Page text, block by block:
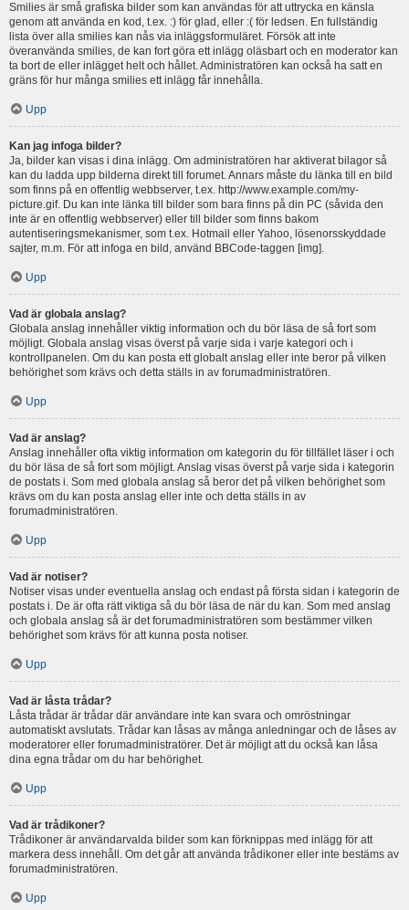
Smilies är små grafiska bilder som kan användas för att uttrycka en känsla
genom att använda en kod, t.ex. :) för glad, eller :( för ledsen. En fullständig
lista över alla smilies kan nås via inläggsformuläret. Försök att inte
överanvända smilies, de kan fort göra ett inlägg oläsbart och en moderator kan
ta bort de eller inlägget helt och hållet. Administratören kan också ha satt en
gräns för hur många smilies ett inlägg får innehålla.
Upp
Kan jag infoga bilder?
Ja, bilder kan visas i dina inlägg. Om administratören har aktiverat bilagor så
kan du ladda upp bilderna direkt till forumet. Annars måste du länka till en bild
som finns på en offentlig webbserver, t.ex. http://www.example.com/my-
picture.gif. Du kan inte länka till bilder som bara finns på din PC (såvida den
inte är en offentlig webbserver) eller till bilder som finns bakom
autentiseringsmekanismer, som t.ex. Hotmail eller Yahoo, lösenorsskyddade
sajter, m.m. För att infoga en bild, använd BBCode-taggen [img].
Upp
Vad är globala anslag?
Globala anslag innehåller viktig information och du bör läsa de så fort som
möjligt. Globala anslag visas överst på varje sida i varje kategori och i
kontrollpanelen. Om du kan posta ett globalt anslag eller inte beror på vilken
behörighet som krävs och detta ställs in av forumadministratören.
Upp
Vad är anslag?
Anslag innehåller ofta viktig information om kategorin du för tillfället läser i och
du bör läsa de så fort som möjligt. Anslag visas överst på varje sida i kategorin
de postats i. Som med globala anslag så beror det på vilken behörighet som
krävs om du kan posta anslag eller inte och detta ställs in av
forumadministratören.
Upp
Vad är notiser?
Notiser visas under eventuella anslag och endast på första sidan i kategorin de
postats i. De är ofta rätt viktiga så du bör läsa de när du kan. Som med anslag
och globala anslag så är det forumadministratören som bestämmer vilken
behörighet som krävs för att kunna posta notiser.
Upp
Vad är låsta trådar?
Låsta trådar är trådar där användare inte kan svara och omröstningar
automatiskt avslutats. Trådar kan låsas av många anledningar och de låses av
moderatorer eller forumadministratörer. Det är möjligt att du också kan låsa
dina egna trådar om du har behörighet.
Upp
Vad är trådikoner?
Trådikoner är användarvalda bilder som kan förknippas med inlägg för att
markera dess innehåll. Om det går att använda trådikoner eller inte bestäms av
forumadministratören.
Upp